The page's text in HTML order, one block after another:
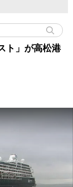
ト」が高松港